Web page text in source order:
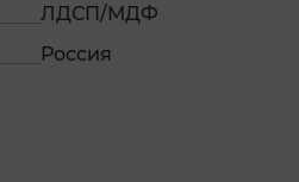
ЛДСП/МДФ
Россия